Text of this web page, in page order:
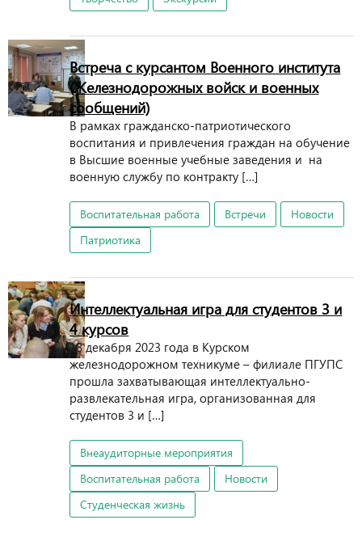
Встреча с курсантом Военного института
(Железнодорожных войск и военных
сообщений)
В рамках гражданско-патриотического
воспитания и привлечения граждан на обучение
в Высшие военные учебные заведения и на
военную службу по контракту […]
Воспитательная работа Встречи
Новости
Патриотика
Интеллектуальная игра для студентов 3 и
4 курсов
18 декабря 2023 года в Курском
железнодорожном техникуме – филиале ПГУПС
прошла захватывающая интеллектуально-
развлекательная игра, организованная для
студентов 3 и […]
Внеаудиторные мероприятия
Воспитательная работа
Новости
Студенческая жизнь